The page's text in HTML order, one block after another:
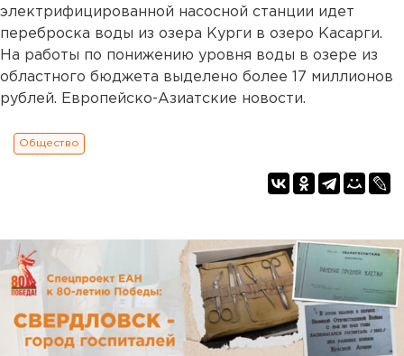
электрифицированной насосной станции идет
переброска воды из озера Курги в озеро Касарги.
На работы по понижению уровня воды в озере из
областного бюджета выделено более 17 миллионов
рублей. Европейско-Азиатские новости.
Общество